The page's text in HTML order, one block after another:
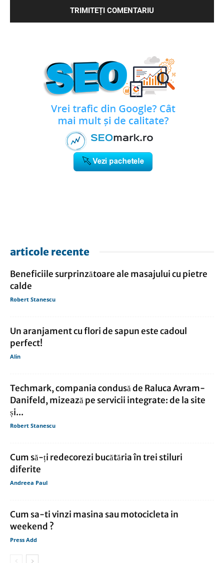
articole recente
Beneficiile surprinzătoare ale masajului cu pietre
calde
Robert Stanescu
Un aranjament cu flori de sapun este cadoul
perfect!
Alin
Techmark, compania condusă de Raluca Avram-
Danifeld, mizează pe servicii integrate: de la site
și...
Robert Stanescu
Cum să-ți redecorezi bucătăria în trei stiluri
diferite
Andreea Paul
Cum sa-ti vinzi masina sau motocicleta in
weekend ?
Press Add